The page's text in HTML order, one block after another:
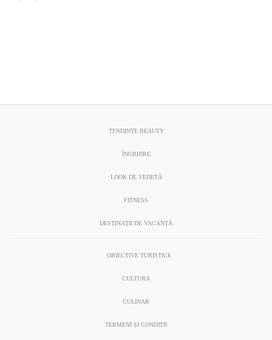
TENDINȚE BEAUTY
ÎNGRIJIRE
LOOK DE VEDETĂ
FITNESS
DESTINAȚII DE VACANȚĂ
OBIECTIVE TURISTICE
CULTURA
CULINAR
TERMENI ȘI CONDIȚII